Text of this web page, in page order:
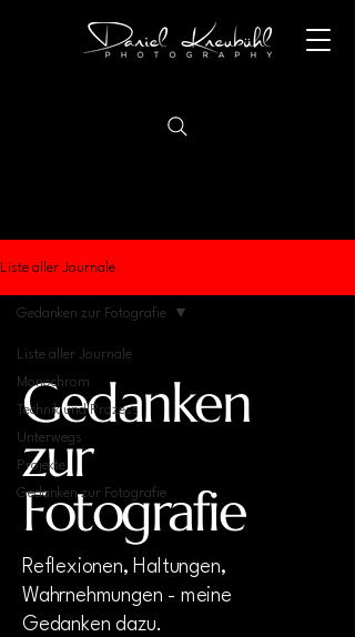
Liste aller Journale
Liste aller Journale
Monochrom
Technik und Prozess
Unterwegs
Projekte
Gedanken zur Fotografie
Gedanken zur Fotografie
Gedanken
zur
Fotografie
Reflexionen, Haltungen,
Wahrnehmungen - meine
Gedanken dazu.